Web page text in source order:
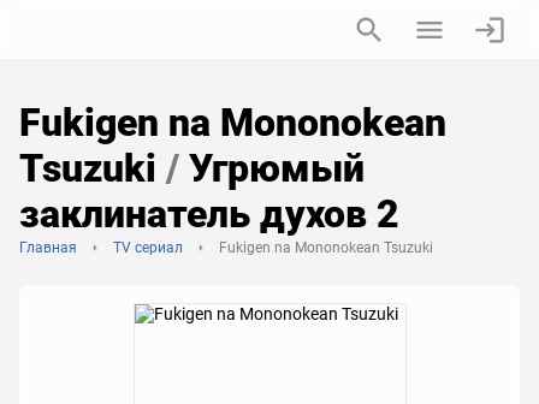
Fukigen na Mononokean
Tsuzuki / Угрюмый
заклинатель духов 2
Главная TV сериал Fukigen na Mononokean Tsuzuki